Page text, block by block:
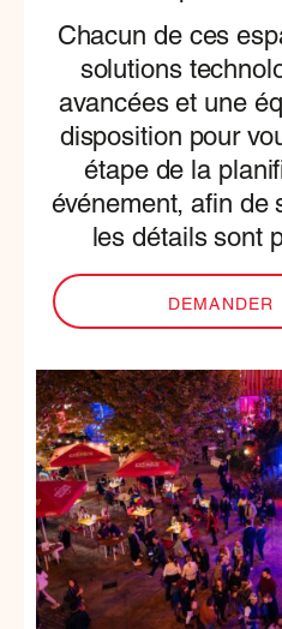
Chacun de ces
solutions
avancées et une
disposition pour
étape de la
événement, afin de
les détails sont
DEMANDER